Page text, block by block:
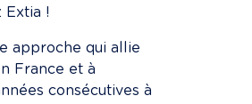
Extia !
approche qui allie
France et à
consécutives à